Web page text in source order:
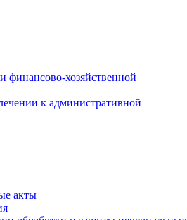
финансово-хозяйственной
к административной
акты